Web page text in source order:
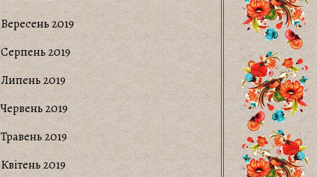
Вересень 2019
Серпень 2019
Липень 2019
Червень 2019
Травень 2019
Квітень 2019